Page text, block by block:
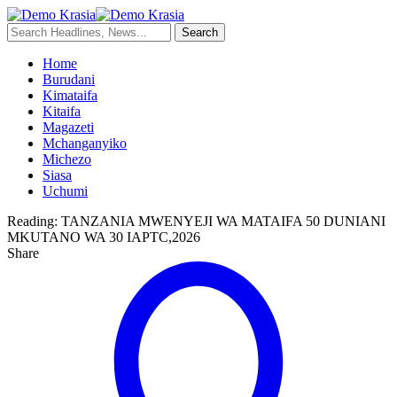
Home
Burudani
Kimataifa
Kitaifa
Magazeti
Mchanganyiko
Michezo
Siasa
Uchumi
Reading: TANZANIA MWENYEJI WA MATAIFA 50 DUNIANI
MKUTANO WA 30 IAPTC,2026
Share